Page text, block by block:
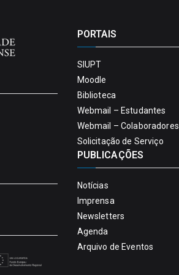
PORTAIS
SIUPT
Moodle
Biblioteca
Webmail – Estudantes
Webmail – Colaboradores
Solicitação de Serviço
PUBLICAÇÕES
Notícias
Imprensa
Newsletters
Agenda
Arquivo de Eventos